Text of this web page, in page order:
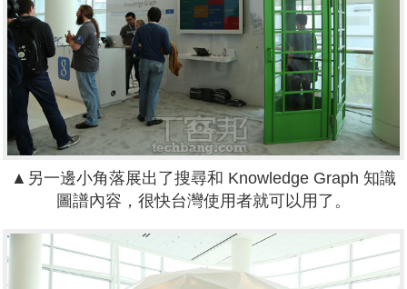
▲另一邊小角落展出了搜尋和 Knowledge Graph 知識
圖譜內容，很快台灣使用者就可以用了。